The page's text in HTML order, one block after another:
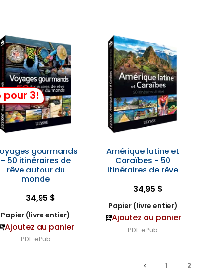
pour 3!
gourmands
- 50 itinéraires de
rêve autour du
monde
34,95 $
Papier (livre entier)
Ajoutez au panier
PDF ePub
Amérique latine et
Caraïbes - 50
itinéraires de rêve
34,95 $
Papier (livre entier)
Ajoutez au panier
PDF ePub
1 2